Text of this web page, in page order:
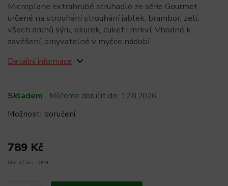
Skladem Můžeme doručit do: 12.8.2026
Možnosti doručení
789 Kč
652 Kč bez DPH
Microplane extrahrubé struhadlo ze série Gourmet,
určené na strouhání strouhání jablek, brambor, zelí,
všech druhů sýru, okurek, cuket i mrkví. Vhodné k
zavěšení, omyvatelné v myčce nádobí.
Detailní informace